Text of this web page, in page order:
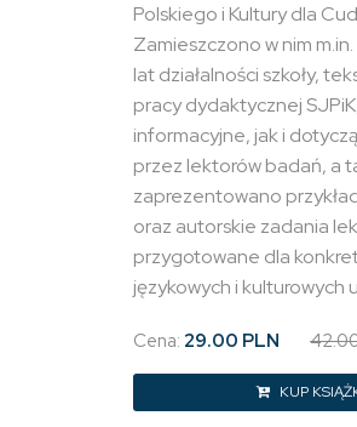
Polskiego i Kultury dla
Zamieszczono w nim
lat działalności szkoły,
pracy dydaktycznej
informacyjne, jak i
przez lektorów badań, a
zaprezentowano
oraz autorskie zadania
przygotowane dla
językowych i kulturowych
Cena: 29.00 PLN
KUP